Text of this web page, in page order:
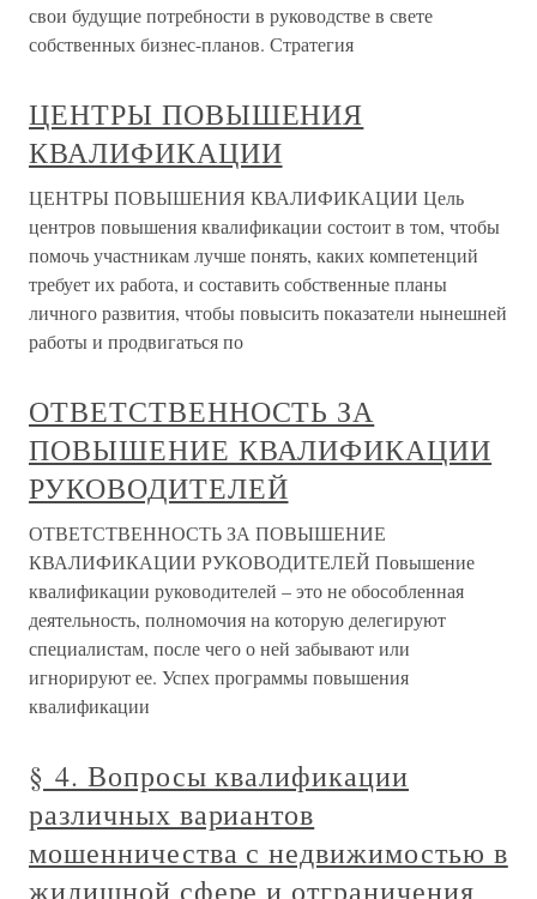
свои будущие потребности в руководстве в свете
собственных бизнес-планов. Стратегия
ЦЕНТРЫ ПОВЫШЕНИЯ
КВАЛИФИКАЦИИ
ЦЕНТРЫ ПОВЫШЕНИЯ КВАЛИФИКАЦИИ Цель
центров повышения квалификации состоит в том, чтобы
помочь участникам лучше понять, каких компетенций
требует их работа, и составить собственные планы
личного развития, чтобы повысить показатели нынешней
работы и продвигаться по
ОТВЕТСТВЕННОСТЬ ЗА
ПОВЫШЕНИЕ КВАЛИФИКАЦИИ
РУКОВОДИТЕЛЕЙ
ОТВЕТСТВЕННОСТЬ ЗА ПОВЫШЕНИЕ
КВАЛИФИКАЦИИ РУКОВОДИТЕЛЕЙ Повышение
квалификации руководителей – это не обособленная
деятельность, полномочия на которую делегируют
специалистам, после чего о ней забывают или
игнорируют ее. Успех программы повышения
квалификации
§ 4. Вопросы квалификации
различных вариантов
мошенничества с недвижимостью в
жилищной сфере и отграничения